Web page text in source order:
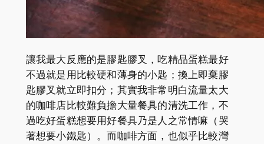
讓我最大反應的是膠匙膠叉，吃精品蛋糕最好
不過就是用比較硬和薄身的小匙；換上即棄膠
匙膠叉就立即扣分；其實我非常明白流量太大
的咖啡店比較難負擔大量餐具的清洗工作，不
過吃好蛋糕想要用好餐具乃是人之常情嘛（哭
著想要小鐵匙）。而咖啡方面，也似乎比較灣